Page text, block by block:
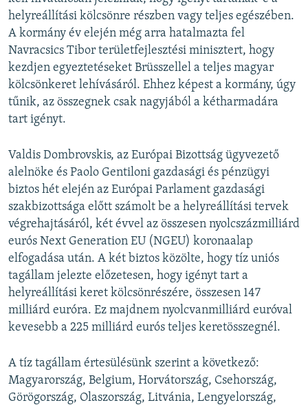
helyreállítási kölcsönre részben vagy teljes egészében.
A kormány év elején még arra hatalmazta fel
Navracsics Tibor területfejlesztési minisztert, hogy
kezdjen egyeztetéseket Brüsszellel a teljes magyar
kölcsönkeret lehívásáról. Ehhez képest a kormány, úgy
tűnik, az összegnek csak nagyjából a kétharmadára
tart igényt.
Valdis Dombrovskis, az Európai Bizottság ügyvezető
alelnöke és Paolo Gentiloni gazdasági és pénzügyi
biztos hét elején az Európai Parlament gazdasági
szakbizottsága előtt számolt be a helyreállítási tervek
végrehajtásáról, két évvel az összesen nyolcszázmilliárd
eurós Next Generation EU (NGEU) koronaalap
elfogadása után. A két biztos közölte, hogy tíz uniós
tagállam jelezte előzetesen, hogy igényt tart a
helyreállítási keret kölcsönrészére, összesen 147
milliárd euróra. Ez majdnem nyolcvanmilliárd euróval
kevesebb a 225 milliárd eurós teljes keretösszegnél.
A tíz tagállam értesülésünk szerint a következő:
Magyarország, Belgium, Horvátország, Csehország,
Görögország, Olaszország, Litvánia, Lengyelország,